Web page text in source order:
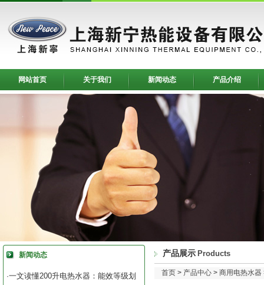
网站首页 关于我们 新闻动态 产品介绍
新闻动态
·一文读懂200升电热水器：能效等级划
产品展示 Products
首页 > 产品中心 > 商用电热水器